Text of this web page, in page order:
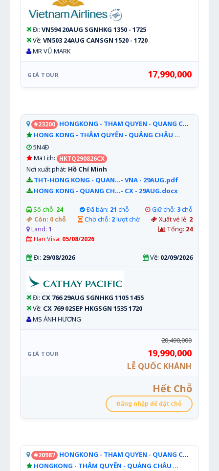
Đi: VN594 20AUG SGNHKG 1350 - 1725
Về: VN503 24AUG CANSGN 1520 - 1720
MR VŨ MARK
17,990,000
#23200 HONGKONG - THAM QUYEN - QUANG CHAU
HONG KONG - THÂM QUYẾN - QUẢNG CHÂU
5N4Đ
Mã Lịch: HKTQ290826CX
Nơi xuất phát: Hồ Chí Minh
THT-HONG KONG - QUAN...- VNA - 29AUG.pdf
HONG KONG - QUANG CH...- CX - 29AUG.docx
Số chỗ: 24 Đã bán: 21 chỗ Giữ chỗ: 3chỗ
Còn: 0 chỗ Chờ chỗ: 2lượt chờ Xuất vé lẻ: 2
Land: 1 Tổng: 24
Hạn Visa: 05/08/2026
Đi: 29/08/2026 Về: 02/09/2026
Đi: CX 766 29AUG SGNHKG 1105 1455
Về: CX 769 02SEP HKGSGN 1535 1720
MS ÁNH HƯƠNG
20,490,000
19,990,000
LỄ QUỐC KHÁNH
Hết Chỗ
Đăng nhập để đặt chỗ
#20987 HONGKONG - THAM QUYEN - QUANG CHAU
HONGKONG - THÂM QUYẾN - QUẢNG CHÂU